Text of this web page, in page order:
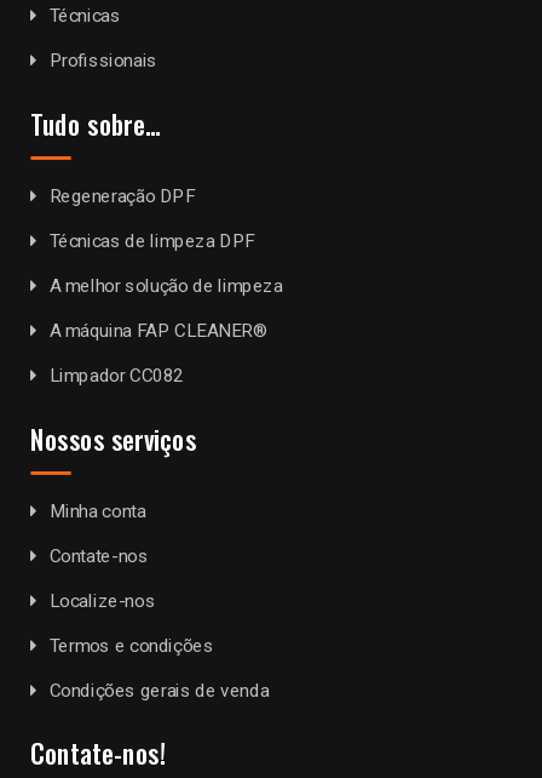
Técnicas
Profissionais
Tudo sobre…
Regeneração DPF
Técnicas de limpeza DPF
A melhor solução de limpeza
A máquina FAP CLEANER®
Limpador CC082
Nossos serviços
Minha conta
Contate-nos
Localize-nos
Termos e condições
Condições gerais de venda
Contate-nos!